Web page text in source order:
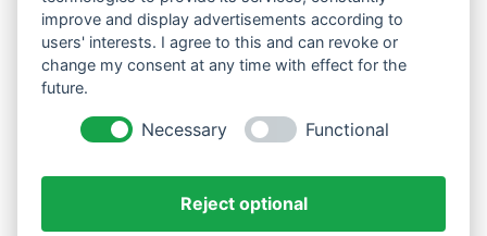
Menzlingen 14 B
51503 Rösrath
Datenschutzerklärung
improve and display advertisements according to
users' interests. I agree to this and can revoke or
change my consent at any time with effect for the
future.
Necessary Functional
Reject optional